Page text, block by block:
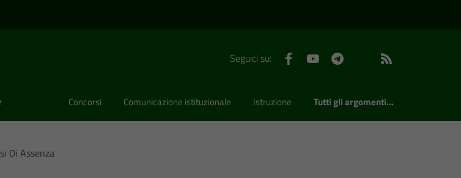
Seguici su: FacebookYouTube WhatsApp
Concorsi Comunicazione istituzionale Istruzione Tutti gli argomenti...
Di Assenza